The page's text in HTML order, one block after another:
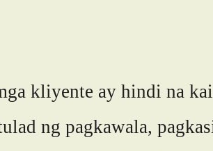
kliyente ay hindi na
ng pagkawala,